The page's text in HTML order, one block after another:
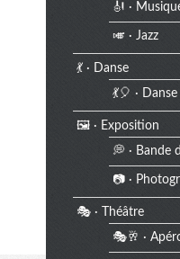
🎻 ·
🎺 · Jazz
💃 · Danse
💃🎈 ·
🖼️ · Exposition
💭 · Bande
📷 ·
🎭 · Théâtre
🎭🥂 ·